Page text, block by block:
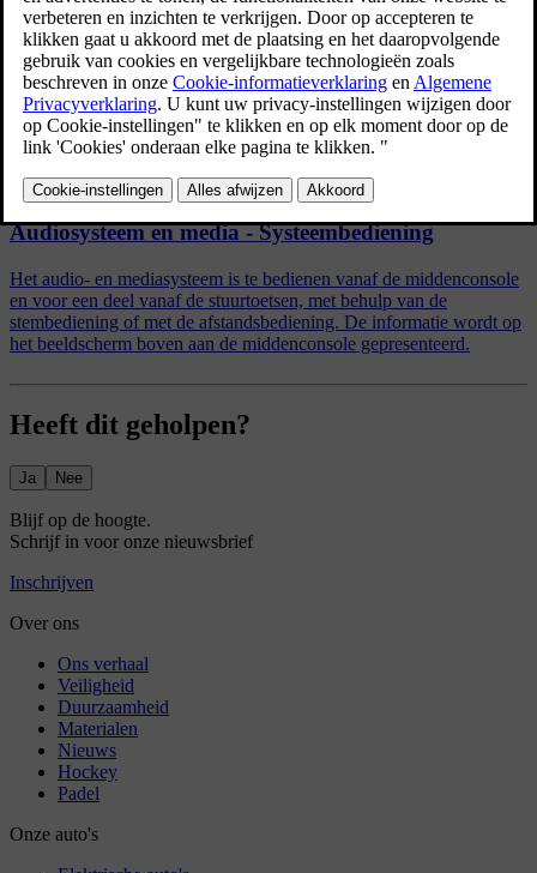
Standaard
Boost
Gerelateerde artikelen
Audiosysteem en media - Systeembediening
Het audio- en mediasysteem is te bedienen vanaf de middenconsole
en voor een deel vanaf de stuurtoetsen, met behulp van de
stembediening of met de afstandsbediening. De informatie wordt op
het beeldscherm boven aan de middenconsole gepresenteerd.
Heeft dit geholpen?
Ja Nee